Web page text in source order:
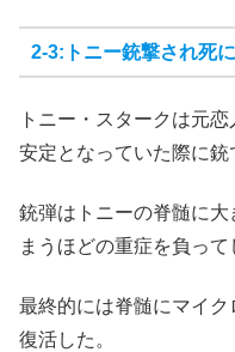
2-3:トニー銃撃され死
トニー・スタークは元
安定となっていた際に銃
銃弾はトニーの脊髄に
まうほどの重症を負って
最終的には脊髄にマイ
復活した。